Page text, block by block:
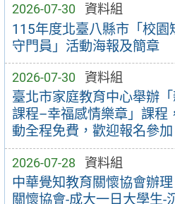
2026-07-30 資料組
115年度北臺八縣市「校園
守門員」活動海報及簡章
2026-07-30 資料組
臺北市家庭教育中心舉辦
課程–幸福感情樂章」課程
動全程免費，歡迎報名參加
2026-07-28 資料組
中華覺知教育關懷協會辦
關懷協會-成大一日大學生-